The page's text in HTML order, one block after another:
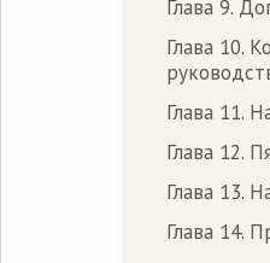
Глава 9.
Глава 10.
Глава 11.
Глава 12.
Глава 13.
Глава 14.